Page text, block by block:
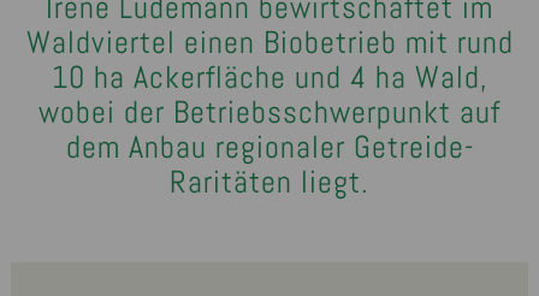
Waldviertel einen Biobetrieb mit rund
10 ha Ackerfläche und 4 ha Wald,
wobei der Betriebsschwerpunkt auf
dem Anbau regionaler Getreide-
Raritäten liegt.